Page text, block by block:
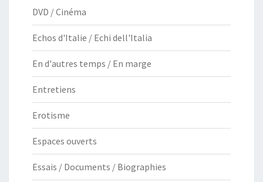
DVD / Cinéma
Echos d'Italie / Echi dell'Italia
En d'autres temps / En marge
Entretiens
Erotisme
Espaces ouverts
Essais / Documents / Biographies